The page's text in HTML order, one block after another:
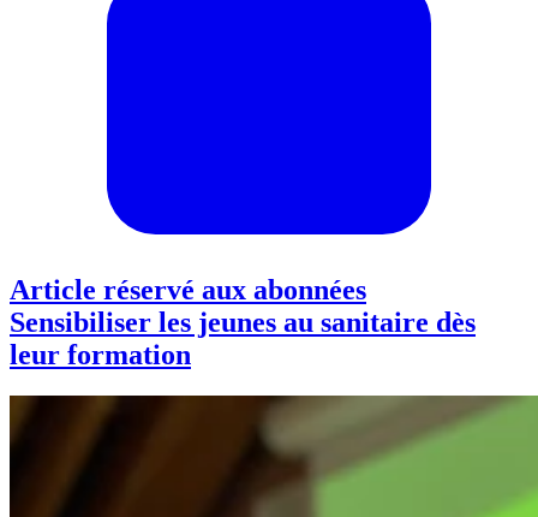
Article réservé aux abonnées
Sensibiliser les jeunes au sanitaire dès
leur formation